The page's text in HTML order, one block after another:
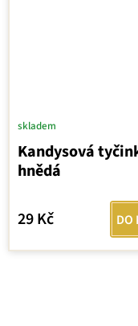
Kandysová
hnědá
skladem
29 Kč DO